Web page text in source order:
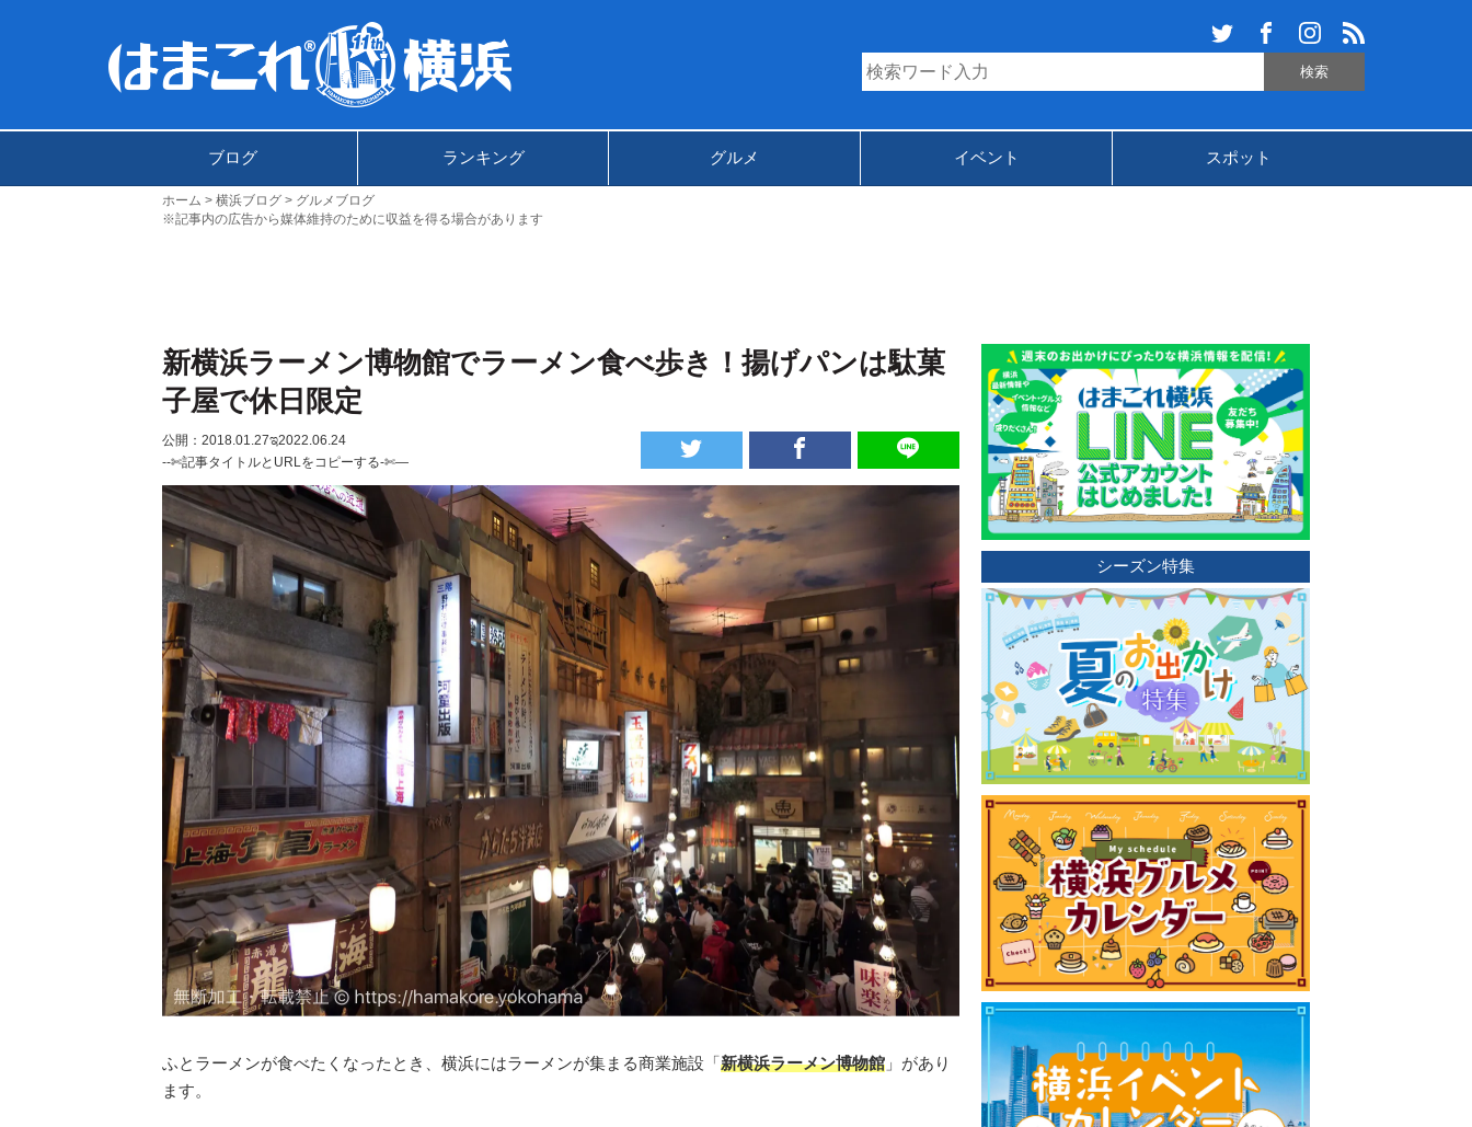
ブログ ランキング グルメ イベント スポット
ホーム 横浜ブログ
グルメブログ
※記事内の広告から媒体維持のために収益を得る場合があります
新横浜ラーメン博物館でラーメン食べ歩き！揚げパンは駄菓
子屋で休日限定
公開：2018.01.27ಇ2022.06.24
--✄記事タイトルとURLをコピーする-✄—
ふとラーメンが食べたくなったとき、横浜にはラーメンが集まる商業施設「新横浜ラーメン博物館 」があり
ます。
シーズン特集